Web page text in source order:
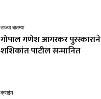
ताज्या बातम्या
गोपाल गणेश आगरकर पुरस्काराने
शशिकांत पाटील सन्मानित
क्राईम